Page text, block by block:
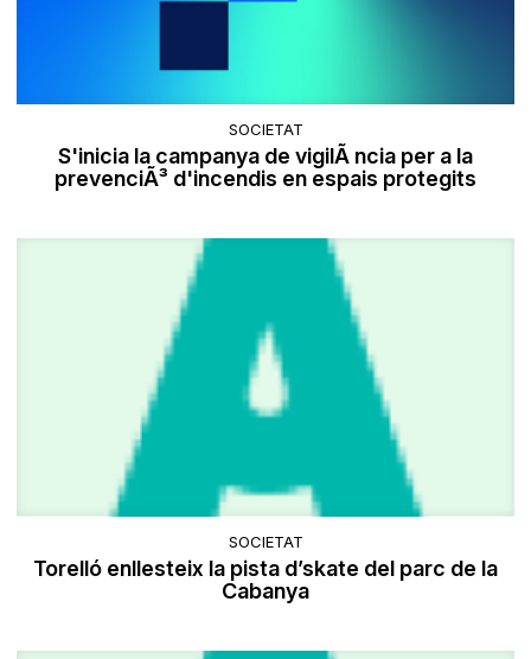
SOCIETAT
S'inicia la campanya de vigilÃ ncia per a la
prevenciÃ³ d'incendis en espais protegits
SOCIETAT
Torelló enllesteix la pista d’skate del parc de la
Cabanya